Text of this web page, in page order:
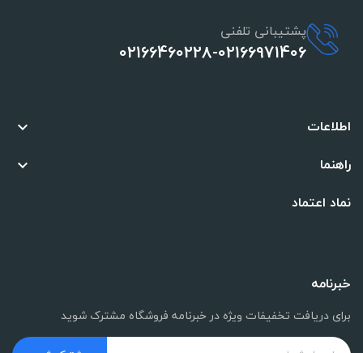
پشتیبانی تلفنی
02166460228-02166971406
اطلاعات 
راهنما 
نماد اعتماد
خبرنامه
برای دریافت تخفیفات ویژه در خبرنامه فروشگاه مشترک شوید